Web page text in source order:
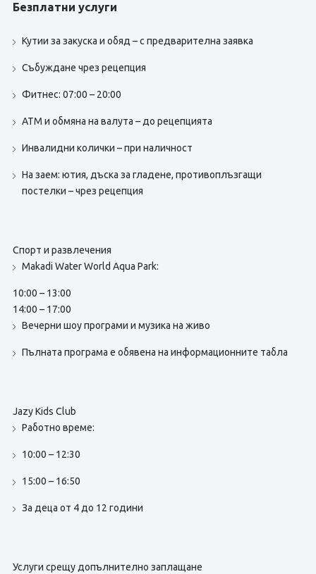
Безплатни услуги
Кутии за закуска и обяд – с предварителна заявка
Събуждане чрез рецепция
Фитнес: 07:00 – 20:00
ATM и обмяна на валута – до рецепцията
Инвалидни колички – при наличност
На заем: ютия, дъска за гладене, противоплъзгащи
постелки – чрез рецепция
Спорт и развлечения
Makadi Water World Aqua Park:
10:00 – 13:00
14:00 – 17:00
Вечерни шоу програми и музика на живо
Пълната програма е обявена на информационните табла
Jazy Kids Club
Работно време:
10:00 – 12:30
15:00 – 16:50
За деца от 4 до 12 години
Услуги срещу допълнително заплащане